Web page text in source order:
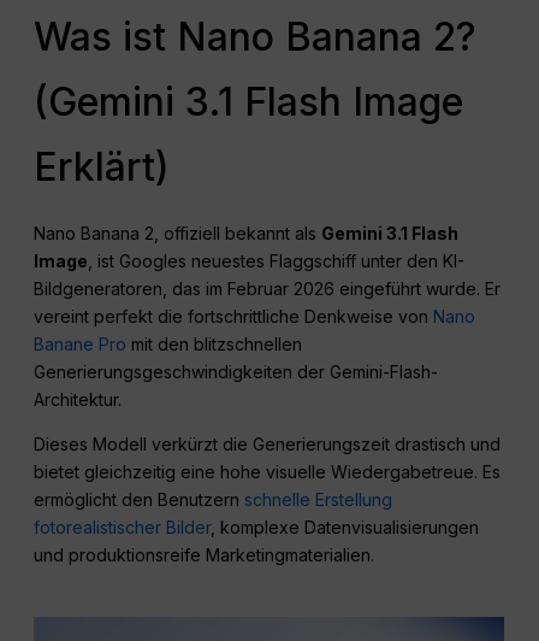
Was ist Nano Banana 2?
(Gemini 3.1 Flash Image
Erklärt)
Nano Banana 2, offiziell bekannt als Gemini 3.1 Flash
Image , ist Googles neuestes Flaggschiff unter den KI-
Bildgeneratoren, das im Februar 2026 eingeführt wurde. Er
vereint perfekt die fortschrittliche Denkweise von Nano
Banane Pro mit den blitzschnellen
Generierungsgeschwindigkeiten der Gemini-Flash-
Architektur.
Dieses Modell verkürzt die Generierungszeit drastisch und
bietet gleichzeitig eine hohe visuelle Wiedergabetreue. Es
ermöglicht den Benutzern schnelle Erstellung
fotorealistischer Bilder, komplexe Datenvisualisierungen
und produktionsreife Marketingmaterialien.